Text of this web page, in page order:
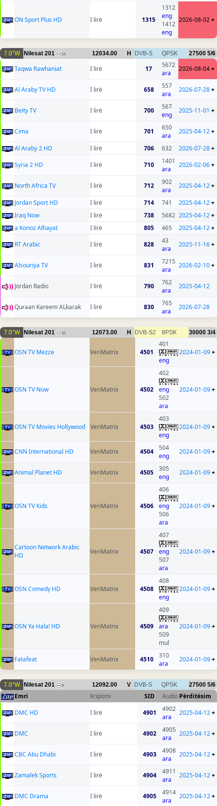
ON Sport Plus HD I lirë 1315
1312
eng
1412
eng
2026-08-02+
7.0°W Nilesat 201 14 12034.00 H DVB-S QPSK 27500 5/6
Taqwa Rawhaniat I lirë 17
5672
ara
2026-08-04+
Al Araby TV HD I lirë 658
557
ara
2026-07-28+
Beity TV I lirë 700
567
eng
2025-11-01 +
Cima I lirë 701
650
ara
2025-04-12+
Al Araby 2 HD I lirë 706 632 2026-07-28+
Syria 2 HD
I lirë 710
1401
ara
2026-02-06+
North Africa TV I lirë 712
902
ara
2025-04-12+
Jordan Sport HD I lirë 714 741 2025-04-12+
Iraq Now
I lirë 738 5682 2025-04-12+
a Konoz Alhayat
I lirë 805 465 2025-04-12+
RT Arabic
I lirë 828
43
ara
2025-11-16+
Alsouriya TV I lirë 831
7215
ara
2026-02-10+
Jordan Radio I lirë 790
762
ara
2025-04-12
Quraan Kareem ALkarak I lirë 830
765
ara
2026-07-28
7.0°W Nilesat 201 10 12073.00 H DVB-S2 8PSK 30000 3/4
OSN TV Mezze VeriMatrix 4501
401
eng
2024-01-09+
OSN TV Now VeriMatrix 4502
402
eng
502
ara
2024-01-09+
OSN TV Movies Hollywood VeriMatrix 4503
403
eng
2024-01-09+
CNN International HD VeriMatrix 4504
504
eng
2024-01-09+
Animal Planet HD VeriMatrix 4505
305
eng
2024-01-09+
OSN TV Kids VeriMatrix 4506
406
eng
506
ara
2024-01-09+
Cartoon Network Arabic
HD
VeriMatrix 4507
407
eng
507
ara
2024-01-09+
OSN Comedy HD VeriMatrix 4508
408
eng
2024-01-09+
OSN Ya Hala! HD VeriMatrix 4509
409
ara
509
mul
2024-01-09+
Fatafeat VeriMatrix 4510
310
ara
2024-01-09+
7.0°W Nilesat 201 8 12092.00 V DVB-S QPSK 27500 5/6
Emri Kriptimi SID Audio Përditësim
DMC HD
I lirë 4901
4902
ara
2025-04-12+
DMC I lirë 4902
4905
ara
2025-04-12+
CBC Abu Dhabi I lirë 4903
4908
ara
2025-04-12+
Zamalek Sports I lirë 4904
4911
ara
2025-04-12+
DMC Drama I lirë 4905
4914
ara
2025-04-12+